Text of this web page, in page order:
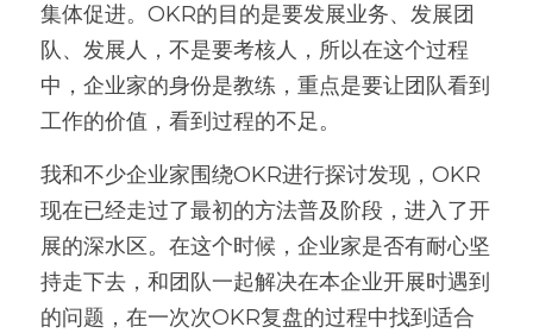
集体促进。OKR的目的是要发展业务、发展团
队、发展人，不是要考核人，所以在这个过程
中，企业家的身份是教练，重点是要让团队看到
工作的价值，看到过程的不足。
我和不少企业家围绕OKR进行探讨发现，OKR
现在已经走过了最初的方法普及阶段，进入了开
展的深水区。在这个时候，企业家是否有耐心坚
持走下去，和团队一起解决在本企业开展时遇到
的问题，在一次次OKR复盘的过程中找到适合